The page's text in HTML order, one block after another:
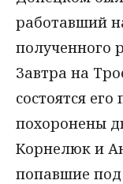
работавший
полученного
Завтра на
состоятся
похоронены
Корнелюк и
попавшие под